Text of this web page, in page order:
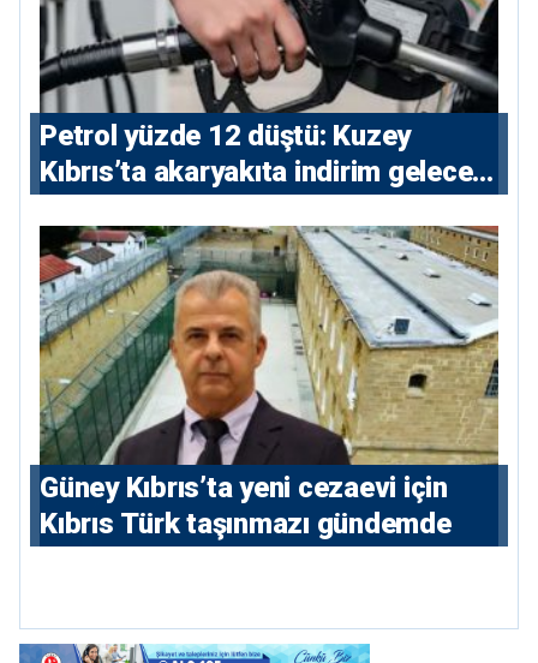
Petrol yüzde 12 düştü: Kuzey
Kıbrıs’ta akaryakıta indirim gelecek
Güney Kıbrıs’ta yeni cezaevi için
Kıbrıs Türk taşınmazı gündemde